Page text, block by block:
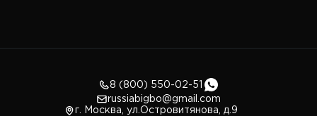
8 (800) 550-02-51
russiabigbo@gmail.com
г. Москва, ул.Островитянова, д.9